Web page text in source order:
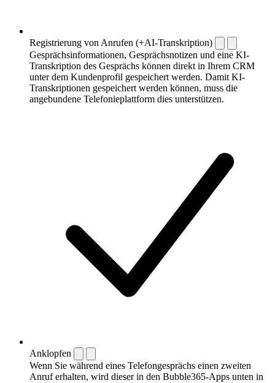
Registrierung von Anrufen (+AI-Transkription)
Gesprächsinformationen, Gesprächsnotizen und eine KI-
Transkription des Gesprächs können direkt in Ihrem CRM
unter dem Kundenprofil gespeichert werden. Damit KI-
Transkriptionen gespeichert werden können, muss die
angebundene Telefonieplattform dies unterstützen.
Anklopfen
Wenn Sie während eines Telefongesprächs einen zweiten
Anruf erhalten, wird dieser in den Bubble365-Apps unten in